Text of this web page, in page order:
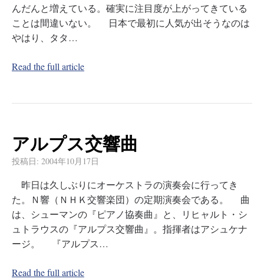
んだんと増えている。確実に注目度が上がってきている
ことは間違いない。 日本で最初に人気が出そうなのは
やはり、タタ…
Read the full article
アルプス交響曲
投稿日: 2004年10月17日
昨日は久しぶりにオーケストラの演奏会に行ってき
た。Ｎ響（ＮＨＫ交響楽団）の定期演奏会である。 曲
は、シューマンの『ピアノ協奏曲』と、リヒャルト・シ
ュトラウスの『アルプス交響曲』。指揮者はアシュケナ
ージ。 『アルプス…
Read the full article